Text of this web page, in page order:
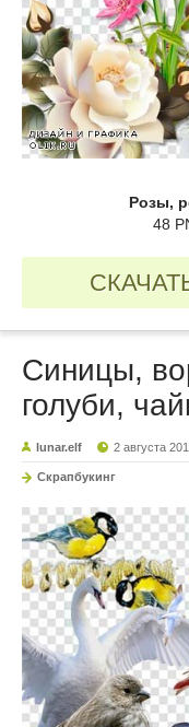
Розы,
48
Синицы,
голуби,
lunar.elf 2 августа
Скрапбукинг